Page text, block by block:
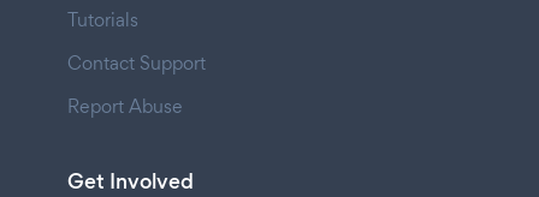
Tutorials
Contact Support
Report Abuse
Get Involved